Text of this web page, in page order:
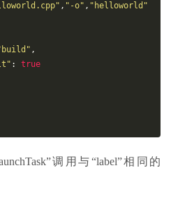
, "-o" , "helloworld"
,
:
true
调用与“label”相同的